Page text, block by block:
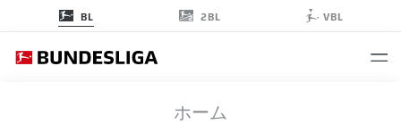
BL 2BL VBL
ホーム
B04 M05